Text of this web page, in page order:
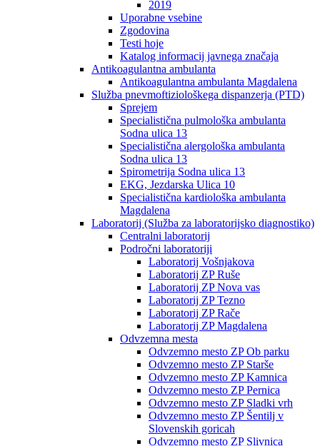
2019
Uporabne vsebine
Zgodovina
Testi hoje
Katalog informacij javnega značaja
Antikoagulantna ambulanta
Antikoagulantna ambulanta Magdalena
Služba pnevmoftiziološkega dispanzerja (PTD)
Sprejem
Specialistična pulmološka ambulanta
Sodna ulica 13
Specialistična alergološka ambulanta
Sodna ulica 13
Spirometrija Sodna ulica 13
EKG, Jezdarska Ulica 10
Specialistična kardiološka ambulanta
Magdalena
Laboratorij (Služba za laboratorijsko diagnostiko)
Centralni laboratorij
Področni laboratoriji
Laboratorij Vošnjakova
Laboratorij ZP Ruše
Laboratorij ZP Nova vas
Laboratorij ZP Tezno
Laboratorij ZP Rače
Laboratorij ZP Magdalena
Odvzemna mesta
Odvzemno mesto ZP Ob parku
Odvzemno mesto ZP Starše
Odvzemno mesto ZP Kamnica
Odvzemno mesto ZP Pernica
Odvzemno mesto ZP Sladki vrh
Odvzemno mesto ZP Šentilj v
Slovenskih goricah
Odvzemno mesto ZP Slivnica